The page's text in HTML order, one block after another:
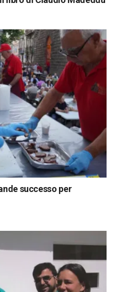
successo per